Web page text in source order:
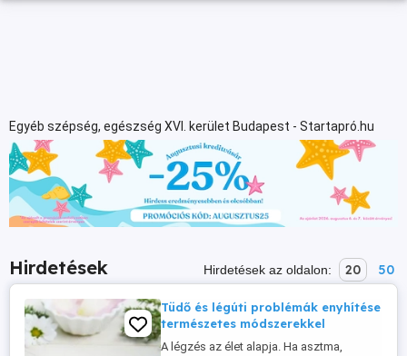
Egyéb szépség, egészség XVI. kerület Budapest - Startapró.hu
Hirdetések Hirdetések az oldalon: 20 50
Tüdő és légúti problémák enyhítése
természetes módszerekkel
A légzés az élet alapja. Ha asztma,